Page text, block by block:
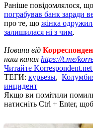
Раніше повідомлялося, що
пограбував банк заради
про те, що жінка
залишилася ні з чим.
Новини від
наш канал https://t.me/
Читайте
ТЕГИ: курьезы,
инцидент
Якщо ви помітили
натисніть Ctrl + Enter,